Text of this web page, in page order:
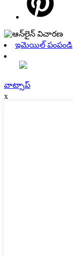
ఇమెయిల్ పంపండి
వాట్సాప్
x